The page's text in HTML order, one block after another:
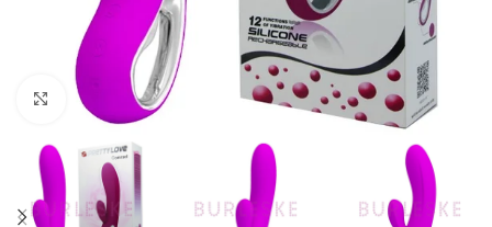
Haga Click para agrandar